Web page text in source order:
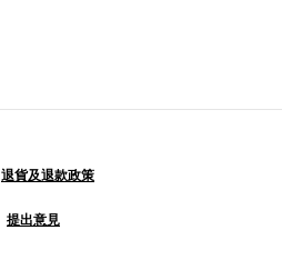
退貨及退款政策
提出意見